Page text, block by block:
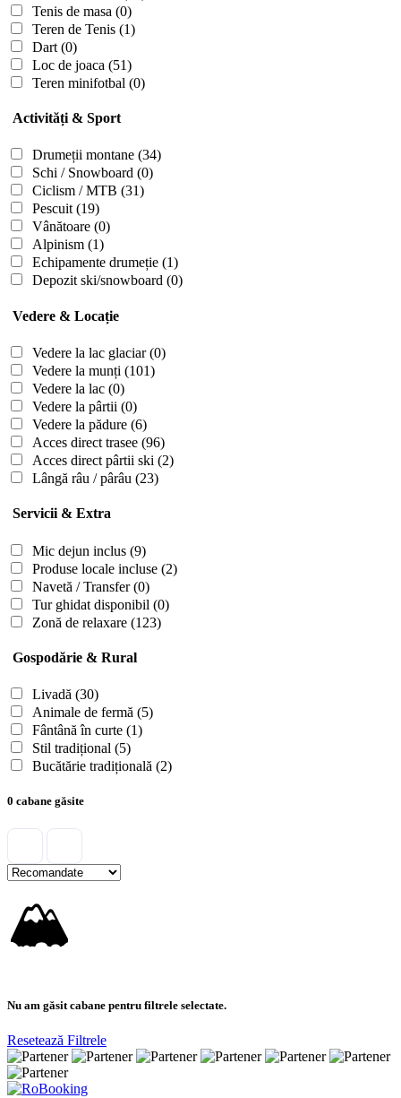
Tenis de masa (0)
Teren de Tenis (1)
Dart (0)
Loc de joaca (51)
Teren minifotbal (0)
Activități & Sport
Drumeții montane (34)
Schi / Snowboard (0)
Ciclism / MTB (31)
Pescuit(19)
Vânătoare (0)
Alpinism (1)
Echipamente drumeție (1)
Depozit ski/snowboard (0)
Vedere & Locație
Vedere la lac glaciar(0)
Vedere la munți (101)
Vedere la lac (0)
Vedere la pârtii (0)
Vedere la pădure (6)
Acces direct trasee (96)
Acces direct pârtii ski (2)
Lângă râu / pârâu (23)
Servicii & Extra
Mic dejun inclus (9)
Produse locale incluse (2)
Navetă / Transfer(0)
Tur ghidat disponibil (0)
Zonă de relaxare (123)
Gospodărie & Rural
Livadă (30)
Animale de fermă (5)
Fântână în curte (1)
Stil tradițional (5)
Bucătărie tradițională (2)
0 cabane găsite
🏔
Nu am găsit cabane pentru filtrele selectate.
Resetează Filtrele